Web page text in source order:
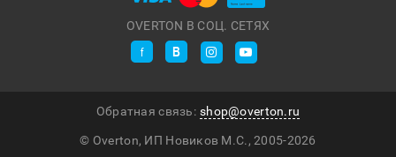
OVERTON В СОЦ. СЕТЯХ
© Overton, ИП Новиков М.С., 2005-2026
Обратная связь: shop@overton.ru